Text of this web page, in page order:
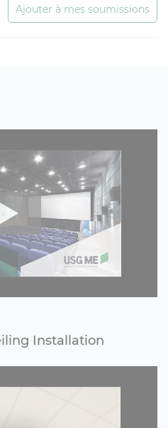
Ajouter à mes soumissions
Installation